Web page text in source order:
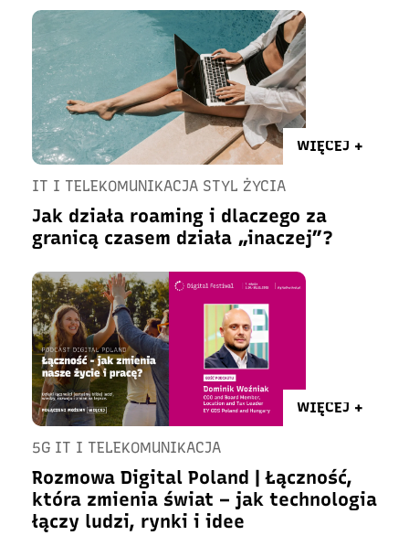
WIĘCEJ +
IT I TELEKOMUNIKACJA STYL ŻYCIA
Jak działa roaming i dlaczego za
granicą czasem działa „inaczej”?
WIĘCEJ +
5G IT I TELEKOMUNIKACJA
Rozmowa Digital Poland | Łączność,
która zmienia świat – jak technologia
łączy ludzi, rynki i idee